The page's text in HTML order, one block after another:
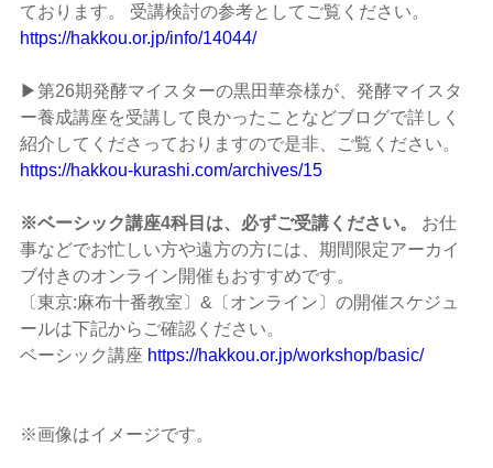
ております。 受講検討の参考としてご覧ください。
https://hakkou.or.jp/info/14044/
▶第26期発酵マイスターの黒田華奈様が、発酵マイスタ
ー養成講座を受講して良かったことなどブログで詳しく
紹介してくださっておりますので是非、ご覧ください。
https://hakkou-kurashi.com/archives/15
※ベーシック講座4科目は、必ずご受講ください。
お仕
事などでお忙しい方や遠方の方には、期間限定アーカイ
ブ付きのオンライン開催もおすすめです。
〔東京:麻布十番教室〕&〔オンライン〕の開催スケジュ
ールは下記からご確認ください。
ベーシック講座 https://hakkou.or.jp/workshop/basic/
※画像はイメージです。